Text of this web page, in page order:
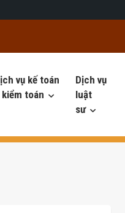
vụ kế toán
kiểm toán
Dịch vụ
luật
sư